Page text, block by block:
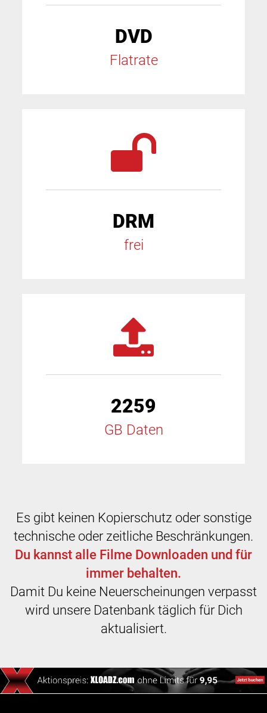
DVD
Flatrate
DRM
frei
2259
GB Daten
Es gibt keinen Kopierschutz oder sonstige
technische oder zeitliche Beschränkungen.
Du kannst alle Filme Downloaden und für
immer behalten.
Damit Du keine Neuerscheinungen verpasst
wird unsere Datenbank täglich für Dich
aktualisiert.